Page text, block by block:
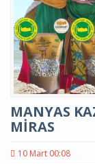
MANYAS
MİRAS
10 Mart 00:08